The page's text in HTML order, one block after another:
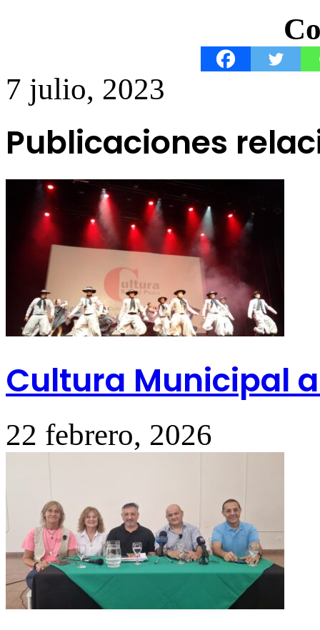
7 julio, 2023
Publicaciones
Cultura Municipal
22 febrero, 2026